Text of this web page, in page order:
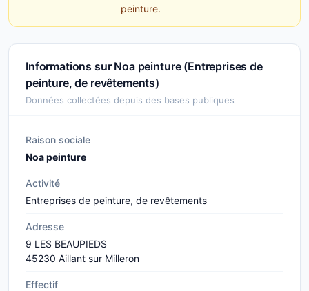
peinture.
Informations sur Noa peinture (Entreprises de
peinture, de revêtements)
Données collectées depuis des bases publiques
Raison sociale
Noa peinture
Activité
Entreprises de peinture, de revêtements
Adresse
9 LES BEAUPIEDS
45230 Aillant sur Milleron
Effectif